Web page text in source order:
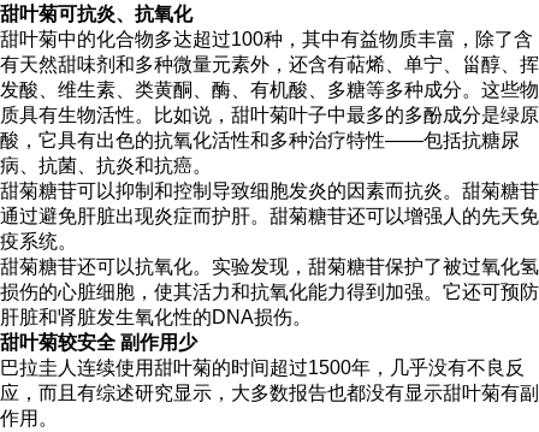
甜叶菊可抗炎、抗氧化
甜叶菊中的化合物多达超过100种，其中有益物质丰富，除了含
有天然甜味剂和多种微量元素外，还含有萜烯、单宁、甾醇、挥
发酸、维生素、类黄酮、酶、有机酸、多糖等多种成分。这些物
质具有生物活性。比如说，甜叶菊叶子中最多的多酚成分是绿原
酸，它具有出色的抗氧化活性和多种治疗特性——包括抗糖尿
病、抗菌、抗炎和抗癌。
甜菊糖苷可以抑制和控制导致细胞发炎的因素而抗炎。甜菊糖苷
通过避免肝脏出现炎症而护肝。甜菊糖苷还可以增强人的先天免
疫系统。
甜菊糖苷还可以抗氧化。实验发现，甜菊糖苷保护了被过氧化氢
损伤的心脏细胞，使其活力和抗氧化能力得到加强。它还可预防
肝脏和肾脏发生氧化性的DNA损伤。
甜叶菊较安全 副作用少
巴拉圭人连续使用甜叶菊的时间超过1500年，几乎没有不良反
应，而且有综述研究显示，大多数报告也都没有显示甜叶菊有副
作用。